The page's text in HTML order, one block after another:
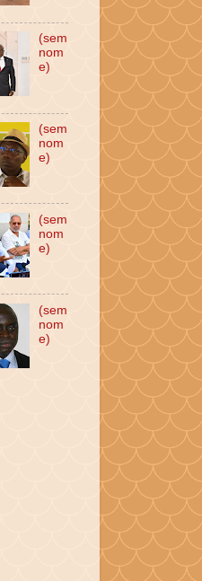
(sem
nom
e)
(sem
nom
e)
(sem
nom
e)
(sem
nom
e)